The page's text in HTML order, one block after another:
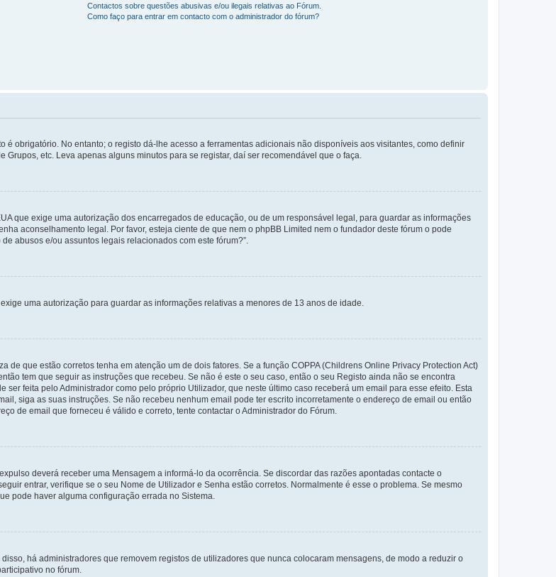
Contactos sobre questões abusivas e/ou ilegais relativas ao Fórum.
Como faço para entrar em contacto com o administrador do fórum?
obrigatório. No entanto; o registo dá-lhe acesso a ferramentas adicionais não disponíveis aos visitantes, como definir
etc. Leva apenas alguns minutos para se registar, daí ser recomendável que o faça.
que exige uma autorização dos encarregados de educação, ou de um responsável legal, para guardar as informações
aconselhamento legal. Por favor, esteja ciente de que nem o phpBB Limited nem o fundador deste fórum o pode
abusos e/ou assuntos legais relacionados com este fórum?”.
uma autorização para guardar as informações relativas a menores de 13 anos de idade.
de que estão corretos tenha em atenção um de dois fatores. Se a função COPPA (Childrens Online Privacy Protection Act)
tem que seguir as instruções que recebeu. Se não é este o seu caso, então o seu Registo ainda não se encontra
ser feita pelo Administrador como pelo próprio Utilizador, que neste último caso receberá um email para esse efeito. Esta
siga as suas instruções. Se não recebeu nenhum email pode ter escrito incorretamente o endereço de email ou então
de email que forneceu é válido e correto, tente contactar o Administrador do Fórum.
deverá receber uma Mensagem a informá-lo da ocorrência. Se discordar das razões apontadas contacte o
entrar, verifique se o seu Nome de Utilizador e Senha estão corretos. Normalmente é esse o problema. Se mesmo
pode haver alguma configuração errada no Sistema.
há administradores que removem registos de utilizadores que nunca colocaram mensagens, de modo a reduzir o
no fórum.